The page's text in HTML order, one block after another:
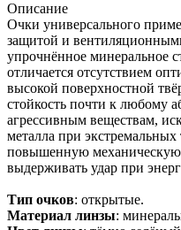
Описание
Очки универсального
защитой и
упрочнённое минеральное
отличается отсутствием
высокой поверхностной
стойкость почти к любому
агрессивным веществам,
металла при
повышенную
выдерживать удар при
Тип очков: открытые.
Материал линзы: